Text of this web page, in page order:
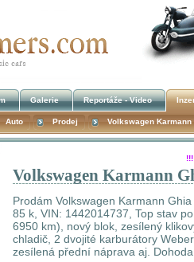
Volkswagen Karmann
Prodám Volkswagen Karmann
85 k, VIN: 1442014737, Top stav
6950 km), nový blok, zesílený
chladič, 2 dvojité karburátory
zesílená přední náprava aj. Dohoda
Galerie Reportáže - Video
Auto Prodej Volkswagen Karmann